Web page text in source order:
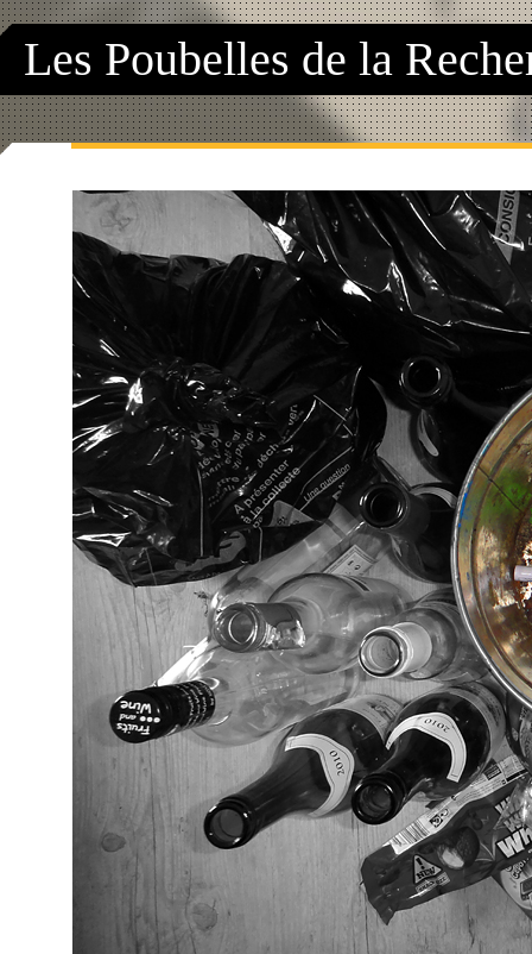
Les Poubelles de la